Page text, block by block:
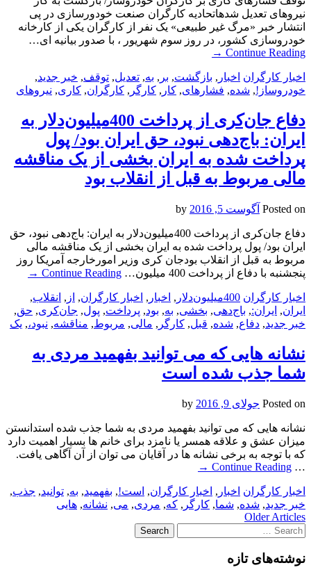
نیروهای تعدیل شدهاتحادیه کارگران صنعت خودورسازی در پی
انتشار خبر «مرگ غیر طبیعی» یک نفر از کارگران یکی از کارخانه
خودروسازی کشور، در روز سوم شهریور ، با صدور بیانیه ای…
Continue Reading
→
اخبار کارگران اخبار , بازگشت, بر , به, تعدیل, توقف, خبر جدید,
خودروساز!, شده, فشار‌های, کار , کارگر , کارگران, کاری, نیروهای
دفاع جان‌کری از پرداخت 400‌میلیون‌دلار به
ایران‌: باج‌دهی نبود، حق ایران بود/ پول
پرداخت شده به ایران بخشی از یک مناقشه
مالی مربوط به قبل از انقلاب بود
Posted on آگوست 5, 2016
دفاع جان‌کری از پرداخت 400‌میلیون‌دلار به ایران‌: باج‌دهی نبود، حق
ایران بود/ پول پرداخت شده به ایران بخشی از یک مناقشه مالی
مربوط به قبل از انقلاب بودجان کری وزیر امورخارجه آمریکا روز
پنجشنبه با دفاع از پرداخت 400 میلیون…
Continue Reading
→
اخبار کارگران 400‌میلیون‌دلار , اخبار , اخبار کارگران, از , انقلاب,
ایران, ایران‌:, باج‌دهی, بخشی, به, بود, پرداخت, پول, جان‌کری, حق,
خبر جدید, دفاع, شده, قبل, کارگر , مالی, مربوط, مناقشه, نبود،, یک
نشانه هایی که می توانید بفهمید مردی به
شما جذب شده است
Posted on جولای 9, 2016
نشانه هایی که می توانید بفهمید مردی به شما جذب شده استدانستن
میزان عشق و علاقه همسر یا نامزد برای خانم ها بسیار اهمیت دارد
که با توجه به برخی نشانه ها در آقایان می توان از آن آگاهی یافت.
…
Continue Reading
→
اخبار کارگران اخبار , اخبار کارگران, است!, بفهمید, به, توانید, جذب,
خبر جدید, شده, شما, کارگر , که, مردی, می, نشانه, هایی
Post
navigation
Older Articles
Search
for:
نوشته‌های تازه